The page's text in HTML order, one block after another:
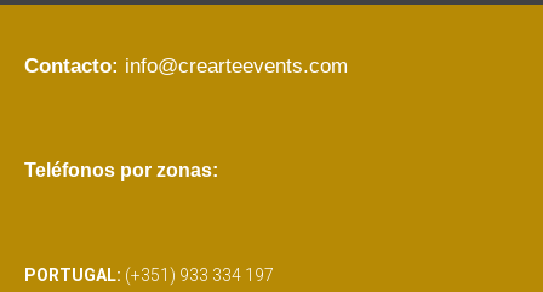
Contacto: info@crearteevents.com
Teléfonos por zonas:
PORTUGAL: (+351) 933 334 197